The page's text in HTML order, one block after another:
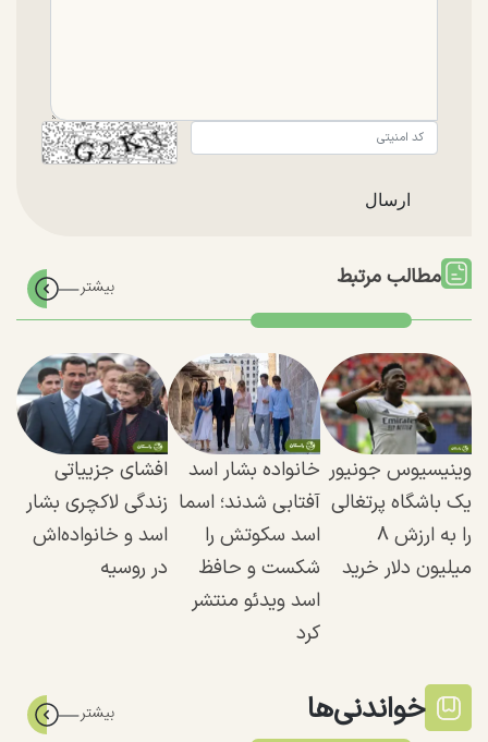
مطالب مرتبط
وینیسیوس جونیور
یک باشگاه پرتغالی
را به ارزش ۸
میلیون دلار خرید
خانواده بشار اسد
آفتابی شدند؛‌ اسما
اسد سکوتش را
شکست و حافظ
اسد ویدئو منتشر
کرد
افشای جزییاتی
زندگی لاکچری بشار
اسد و خانواده‌اش
در روسیه
خواندنی‌ها